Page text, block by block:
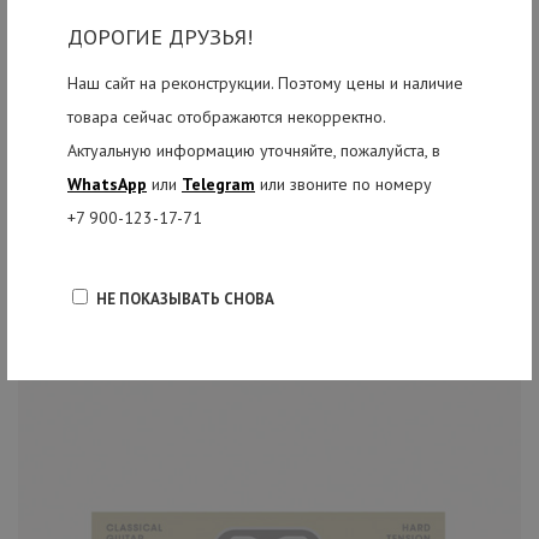
ДОРОГИЕ ДРУЗЬЯ!
Наш сайт на реконструкции. Поэтому цены и наличие
товара сейчас отображаются некорректно.
Актуальную информацию уточняйте, пожалуйста, в
WhatsApp или Telegram или звоните по номеру
+7 900-123-17-71
НЕ ПОКАЗЫВАТЬ СНОВА
Голоса, Калиброванный карбон: E/Ми - 9,1, B/Си - 7, G/Соль - 6,5
Басы, синталь + посеребренная медь: D/Ре - 7,8, A/Ля - 7,5, E/Ми - 7,1